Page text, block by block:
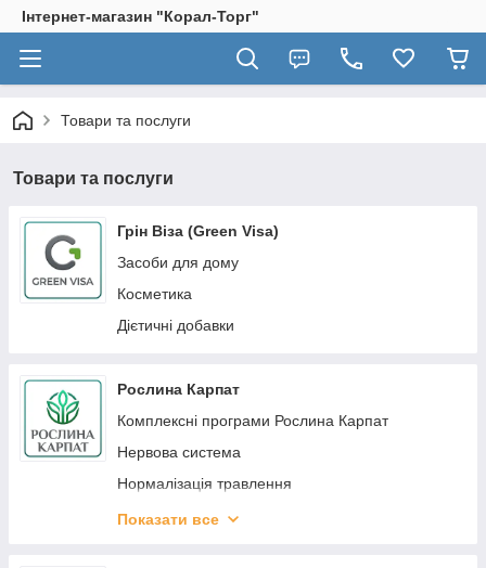
Інтернет-магазин "Корал-Торг"
Товари та послуги
Товари та послуги
Грін Віза (Green Visa)
Засоби для дому
Косметика
Дієтичні добавки
Рослина Карпат
Комплексні програми Рослина Карпат
Нервова система
Нормалізація травлення
ЕКО_ ДІМ
Показати все